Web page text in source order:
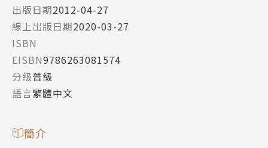
出版日期2012-04-27
線上出版日期2020-03-27
ISBN
EISBN9786263081574
分級普級
語言繁體中文
簡介